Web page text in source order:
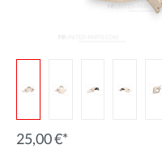
25,00 €*